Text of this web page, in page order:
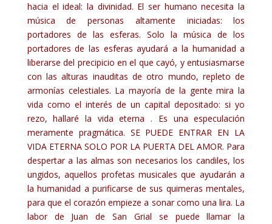
hacia el ideal: la divinidad. El ser humano necesita la
música de personas altamente iniciadas: los
portadores de las esferas. Solo la música de los
portadores de las esferas ayudará a la humanidad a
liberarse del precipicio en el que cayó, y entusiasmarse
con las alturas inauditas de otro mundo, repleto de
armonías celestiales. La mayoría de la gente mira la
vida como el interés de un capital depositado: si yo
rezo, hallaré la vida eterna . Es una especulación
meramente pragmática. SE PUEDE ENTRAR EN LA
VIDA ETERNA SOLO POR LA PUERTA DEL AMOR. Para
despertar a las almas son necesarios los candiles, los
ungidos, aquellos profetas musicales que ayudarán a
la humanidad a purificarse de sus quimeras mentales,
para que el corazón empieze a sonar como una lira. La
labor de Juan de San Grial se puede llamar la